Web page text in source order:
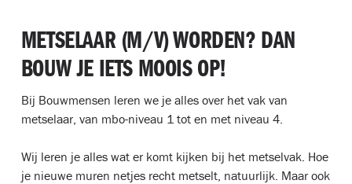
METSELAAR (M/V) WORDEN? DAN
BOUW JE IETS MOOIS OP!
Bij Bouwmensen leren we je alles over het vak van
metselaar, van mbo-niveau 1 tot en met niveau 4.
Wij leren je alles wat er komt kijken bij het metselvak. Hoe
je nieuwe muren netjes recht metselt, natuurlijk. Maar ook